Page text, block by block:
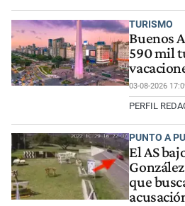
TURISMO
Buenos
590 mil
03-08-2026
PERFIL
PUNTO A
El AS
que